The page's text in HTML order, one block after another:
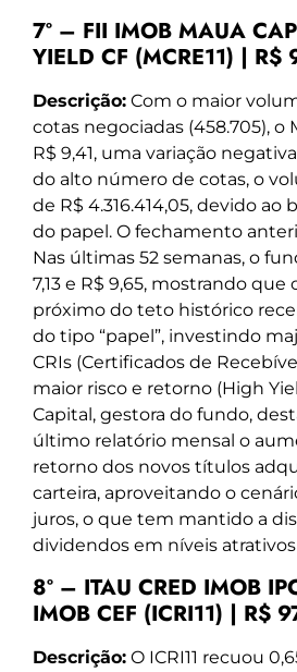
7º – FII IMOB MAUA
YIELD CF (MCRE11) |
Descrição: Com o maior
cotas negociadas (458.705), o
R$ 9,41, uma variação
do alto número de cotas, o
de R$ 4.316.414,05, devido ao
do papel. O fechamento
Nas últimas 52 semanas, o
7,13 e R$ 9,65, mostrando que
próximo do teto histórico
do tipo “papel”, investindo
CRIs (Certificados de
maior risco e retorno (High
Capital, gestora do fundo,
último relatório mensal o
retorno dos novos títulos
carteira, aproveitando o
juros, o que tem mantido a
dividendos em níveis atrativos
8º – ITAU CRED IMOB
IMOB CEF (ICRI11) | R$
Descrição: O ICRI11 recuou